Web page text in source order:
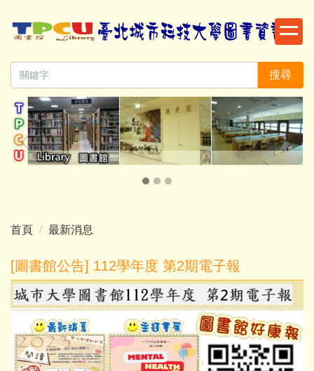
到
要
區
搜尋
首頁 最新消息
[圖書館公告] 112學年度 第2期電子報